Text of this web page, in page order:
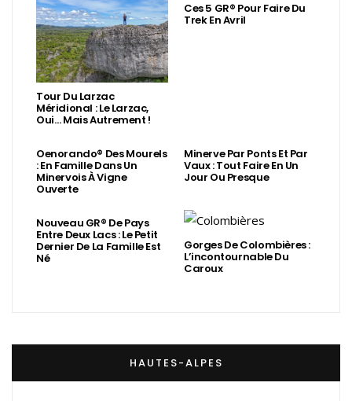
Tour Du Larzac
Méridional : Le Larzac,
Oui… Mais Autrement !
Ces 5 GR® Pour Faire Du
Trek En Avril
Oenorando® Des Mourels
: En Famille Dans Un
Minervois À Vigne
Ouverte
Minerve Par Ponts Et Par
Vaux : Tout Faire En Un
Jour Ou Presque
Nouveau GR® De Pays
Entre Deux Lacs : Le Petit
Dernier De La Famille Est
Né
Gorges De Colombières :
L’incontournable Du
Caroux
HAUTES-ALPES